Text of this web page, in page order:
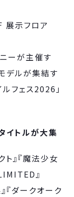
展示フロア
ーが主催す
デルが集結す
フェス2026」
イトルが大集
』『魔法少女
』
『ダークオーク